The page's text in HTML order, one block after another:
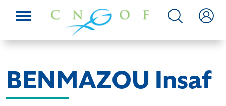
BENMAZOU Insaf